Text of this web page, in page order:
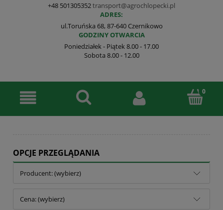
+48 501305352transport@agrochlopecki.pl
ADRES:
ul.Toruńska 68, 87-640 Czernikowo
GODZINY OTWARCIA
Poniedziałek - Piątek 8.00 - 17.00
Sobota 8.00 - 12.00
OPCJE PRZEGLĄDANIA
Producent: (wybierz)
Cena: (wybierz)